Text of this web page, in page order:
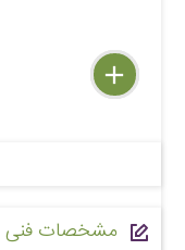
delete
remove
add
مشخصات فنی